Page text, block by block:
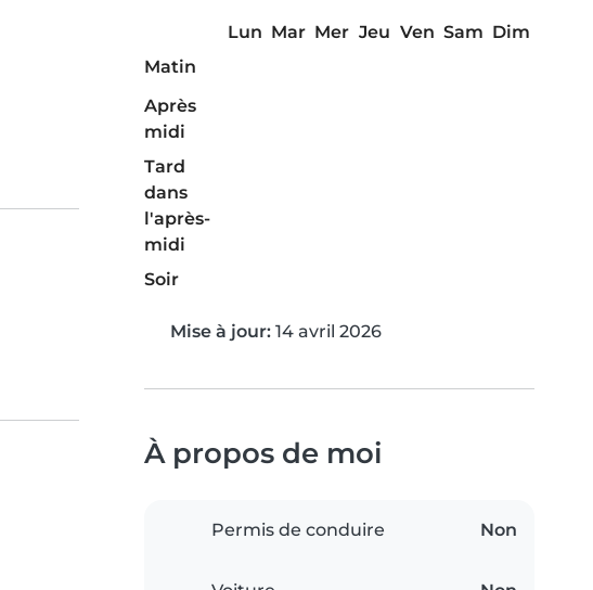
Lun Mar Mer Jeu Ven Sam Dim
Matin
Après
midi
Tard
dans
l'après-
midi
Soir
Mise à jour: 14 avril 2026
À propos de moi
Permis de conduire Non